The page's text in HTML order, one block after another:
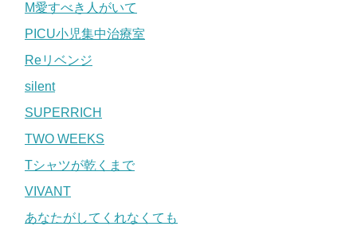
M愛すべき人がいて
PICU小児集中治療室
Reリベンジ
silent
SUPERRICH
TWO WEEKS
Tシャツが乾くまで
VIVANT
あなたがしてくれなくても